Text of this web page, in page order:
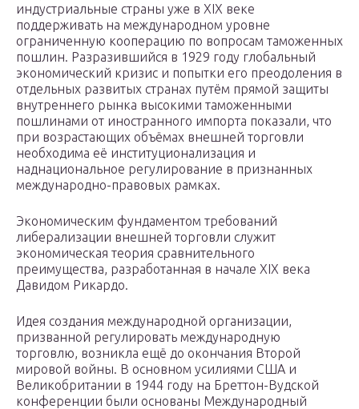
индустриальные страны уже в XIX веке
поддерживать на международном уровне
ограниченную кооперацию по вопросам таможенных
пошлин. Разразившийся в 1929 году глобальный
экономический кризис и попытки его преодоления в
отдельных развитых странах путём прямой защиты
внутреннего рынка высокими таможенными
пошлинами от иностранного импорта показали, что
при возрастающих объёмах внешней торговли
необходима её институционализация и
наднациональное регулирование в признанных
международно-правовых рамках.
Экономическим фундаментом требований
либерализации внешней торговли служит
экономическая теория сравнительного
преимущества, разработанная в начале XIX века
Давидом Рикардо.
Идея создания международной организации,
призванной регулировать международную
торговлю, возникла ещё до окончания Второй
мировой войны. В основном усилиями США и
Великобритании в 1944 году на Бреттон-Вудской
конференции были основаны Международный